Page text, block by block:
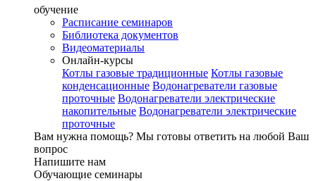
обучение
Расписание семинаров
Библиотека документов
Видеоматериалы
Онлайн-курсы
Котлы газовые традиционные Котлы газовые
конденсационные Водонагреватели газовые
проточные Водонагреватели электрические
накопительные Водонагреватели электрические
проточные
Вам нужна помощь? Мы готовы ответить на любой Ваш
вопрос
Напишите нам
Обучающие семинары